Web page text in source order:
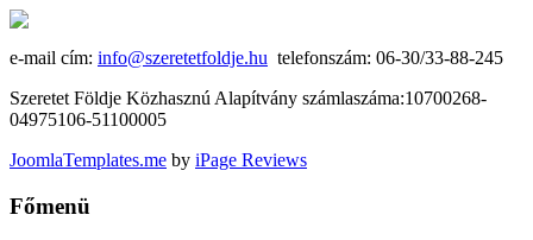
e-mail cím: info@szeretetfoldje.hu telefonszám: 06-30/33-88-245
Szeretet Földje Közhasznú Alapítvány számlaszáma:10700268-
04975106-51100005
JoomlaTemplates.me by iPage Reviews
Főmenü